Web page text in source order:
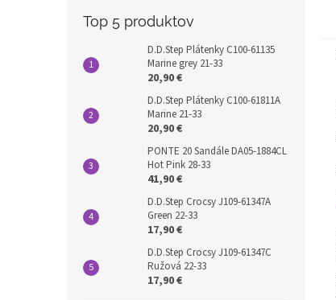
Top 5 produktov
D.D.Step Plátenky C100-61135
Marine grey 21-33
20,90 €
D.D.Step Plátenky C100-61811A
Marine 21-33
20,90 €
PONTE 20 Sandále DA05-1884CL
Hot Pink 28-33
41,90 €
D.D.Step Crocsy J109-61347A
Green 22-33
17,90 €
D.D.Step Crocsy J109-61347C
Ružová 22-33
17,90 €